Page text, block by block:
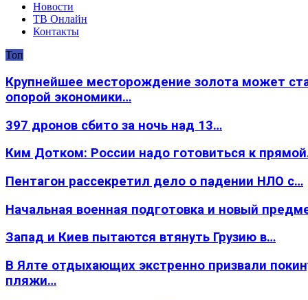
Новости
ТВ Онлайн
Контакты
Топ
Крупнейшее месторождение золота может
опорой экономики…
397 дронов сбито за ночь над 13…
Ким Дотком: России надо готовиться к
Пентагон рассекретил дело о падении НЛО с…
Начальная военная подготовка и новый
Запад и Киев пытаются втянуть Грузию в…
В Ялте отдыхающих экстренно призвали
пляжи…